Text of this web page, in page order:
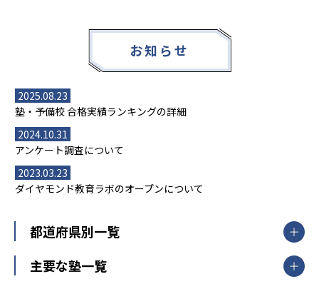
お知らせ
2025.08.23
塾・予備校 合格実績ランキングの詳細
2024.10.31
アンケート調査について
2023.03.23
ダイヤモンド教育ラボのオープンについて
都道府県別一覧
北海道・東北
主要な塾一覧